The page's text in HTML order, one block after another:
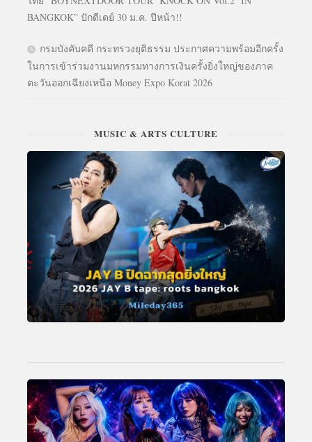
BANGKOK” ปักดีเดย์ 30 ม.ค. ปีหน้า!!
กรมบังคับคดี กระทรวงยุติธรรม ประกาศความพร้อมอีกครั้ง
ในการเข้าร่วมงานมหกรรมทางการเงินครั้งยิ่งใหญ่ของภาค
ตะวันออกเฉียงเหนือ Money Expo Korat 2026
MUSIC & ARTS CULTURE